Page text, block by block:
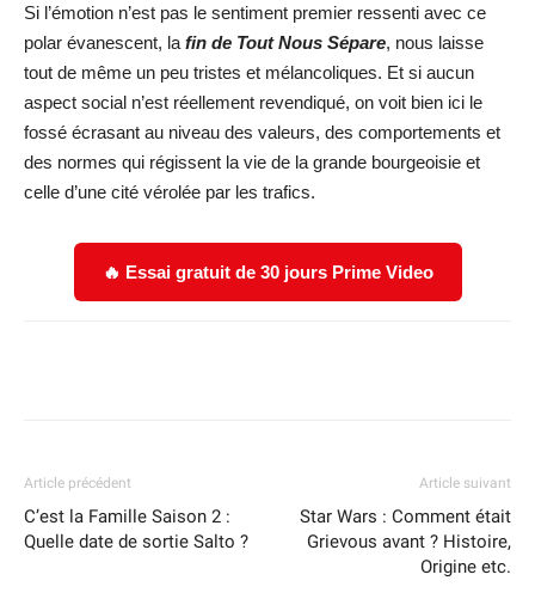
Si l’émotion n’est pas le sentiment premier ressenti avec ce
polar évanescent, la fin de Tout Nous Sépare, nous laisse
tout de même un peu tristes et mélancoliques. Et si aucun
aspect social n’est réellement revendiqué, on voit bien ici le
fossé écrasant au niveau des valeurs, des comportements et
des normes qui régissent la vie de la grande bourgeoisie et
celle d’une cité vérolée par les trafics.
🔥 Essai gratuit de 30 jours Prime Video
Article précédent
C’est la Famille Saison 2 :
Quelle date de sortie Salto ?
Article suivant
Star Wars : Comment était
Grievous avant ? Histoire,
Origine etc.